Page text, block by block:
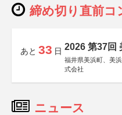
締め切り直前コ
あと 33 日 2026 第37回
福井県美浜町、美
式会社
ニュース